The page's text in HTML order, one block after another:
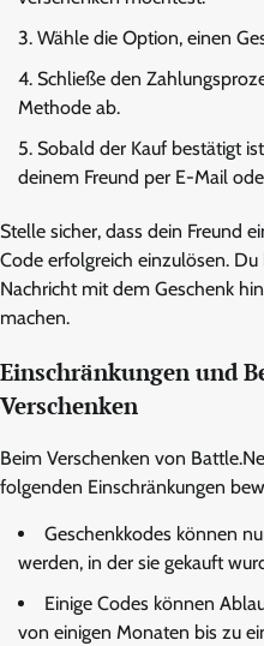
Wähle die Option, einen
Schließe den
Methode ab.
Sobald der Kauf bestätigt
deinem Freund per E-Mail
Stelle sicher, dass dein Freund
Code erfolgreich einzulösen.
Nachricht mit dem Geschenk
machen.
Einschränkungen und
Verschenken
Beim Verschenken von
folgenden Einschränkungen
Geschenkkodes können
werden, in der sie gekauft
Einige Codes können
von einigen Monaten bis zu